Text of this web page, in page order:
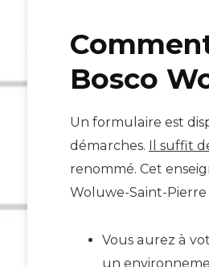
Bosco
Un formulaire est
démarches. Il suffit
renommé. Cet
Woluwe-Saint-
Vous aurez à
un